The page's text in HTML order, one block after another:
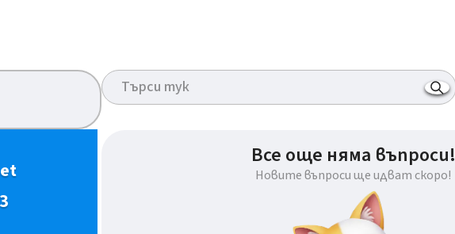
Все още няма въпроси!
Новите въпроси ще идват скоро!